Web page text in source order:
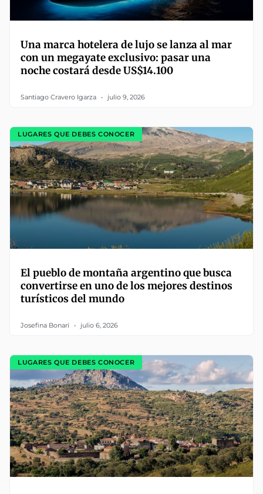
Una marca hotelera de lujo se lanza al mar
con un megayate exclusivo: pasar una
noche costará desde US$14.100
Santiago Cravero Igarza julio 9, 2026
LUGARES QUE DEBES CONOCER
El pueblo de montaña argentino que busca
convertirse en uno de los mejores destinos
turísticos del mundo
Josefina Bonari julio 6, 2026
LUGARES QUE DEBES CONOCER